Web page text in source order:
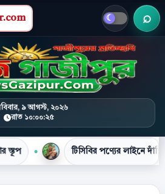
৯ আগস্ট, ২০২৬
রাত ১০:০০:২৬
পণ্যের লাইনে দাঁড়িয়ে প্রাণ গেল নাসিমা